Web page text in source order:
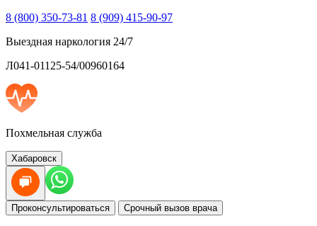
8 (800) 350-73-81 8 (909) 415-90-97
Выездная наркология 24/7
Л041-01125-54/00960164
Похмельная служба
Хабаровск
Проконсультироваться Срочный вызов врача